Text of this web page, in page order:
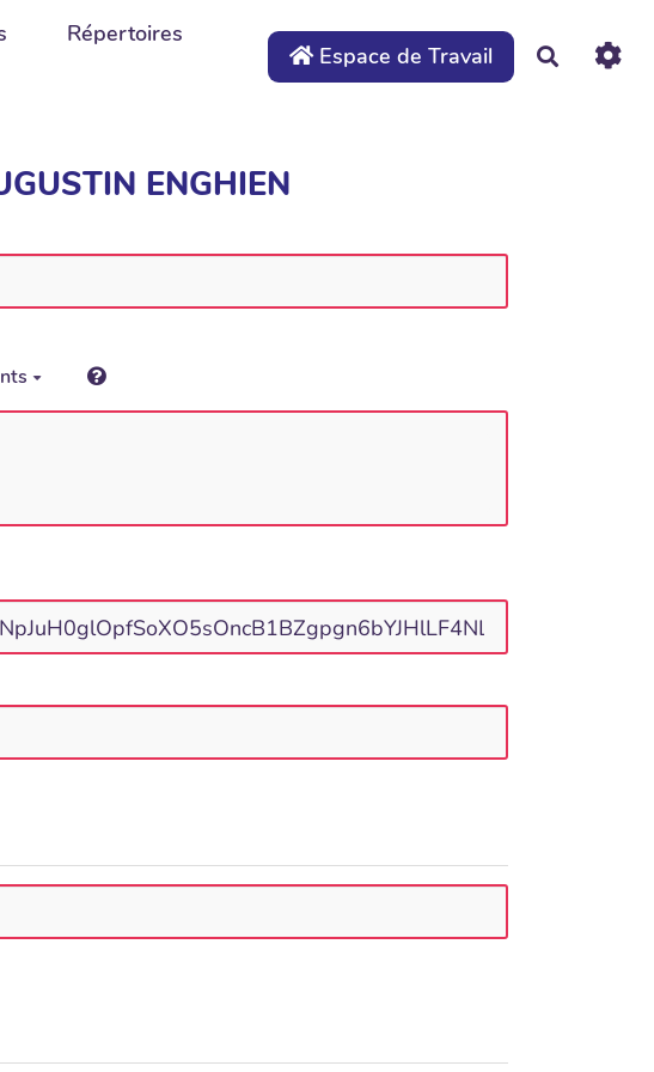
Répertoires
Espace de Travail
ENGHIEN